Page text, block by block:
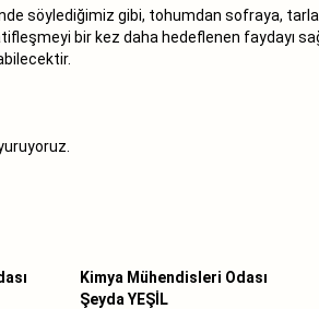
söylediğimiz gibi, tohumdan sofraya,
bir kez daha hedeflenen faydayı
Kimya Mühendisleri Odası
Şeyda YEŞİL